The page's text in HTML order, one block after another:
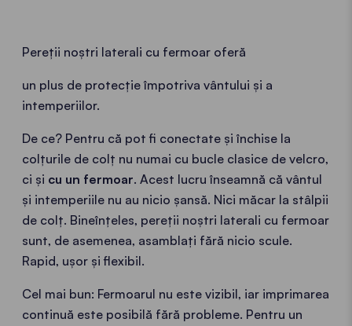
Pereții noștri laterali cu fermoar oferă
un plus de protecție împotriva vântului și a
intemperiilor.
De ce? Pentru că pot fi conectate și închise la
colțurile de colț nu numai cu bucle clasice de velcro,
ci și cu un fermoar. Acest lucru înseamnă că vântul
și intemperiile nu au nicio șansă. Nici măcar la stâlpii
de colț. Bineînțeles, pereții noștri laterali cu fermoar
sunt, de asemenea, asamblați fără nicio scule.
Rapid, ușor și flexibil.
Cel mai bun: Fermoarul nu este vizibil, iar imprimarea
continuă este posibilă fără probleme. Pentru un